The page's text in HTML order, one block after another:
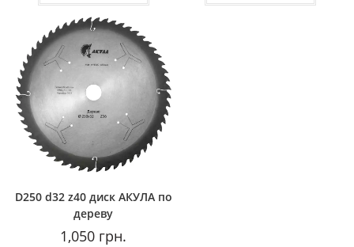
D250 d32 z40 диск АКУЛА по
дереву
1,050 грн.